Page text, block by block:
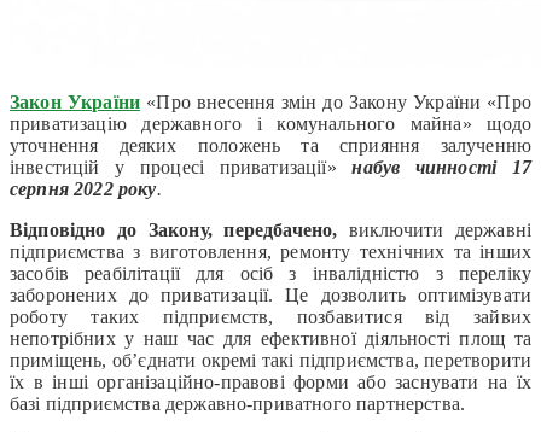
Закон України «Про внесення змін до Закону України «Про
приватизацію державного і комунального майна» щодо
уточнення деяких положень та сприяння залученню
інвестицій у процесі приватизації»
набув чинності
17
серпня2022 року.
Відповідно до Закону, передбачено, виключити державні
підприємства з виготовлення, ремонту технічних та інших
засобів реабілітації для осіб з інвалідністю з переліку
заборонених до приватизації. Це дозволить оптимізувати
роботу таких підприємств, позбавитися від зайвих
непотрібних у наш час для ефективної діяльності площ та
приміщень, об’єднати окремі такі підприємства, перетворити
їх в інші організаційно-правові форми або заснувати на їх
базі підприємства державно-приватного партнерства.